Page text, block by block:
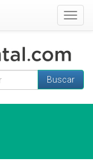
de
Buscar